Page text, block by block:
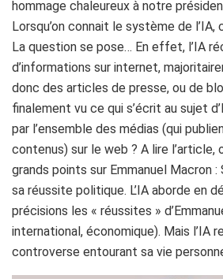
hommage chaleureux à notre
Lorsqu’on connait le système de
La question se pose… En effet, l’IA
d’informations sur internet,
donc des articles de presse, ou de
finalement vu ce qui s’écrit au sujet
par l’ensemble des médias (qui
contenus) sur le web ? A lire l’article,
grands points sur Emmanuel Macron
sa réussite politique. L’IA aborde en
précisions les « réussites »
international, économique). Mais l’IA
controverse entourant sa vie